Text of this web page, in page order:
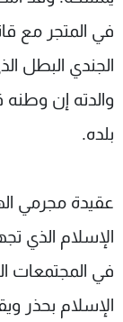
في المتجر مع
الجندي البطل
والدته إن
بلده.
عقيدة مجرمي
الإسلام الذي
في المجتمعات
الإسلام بحذر